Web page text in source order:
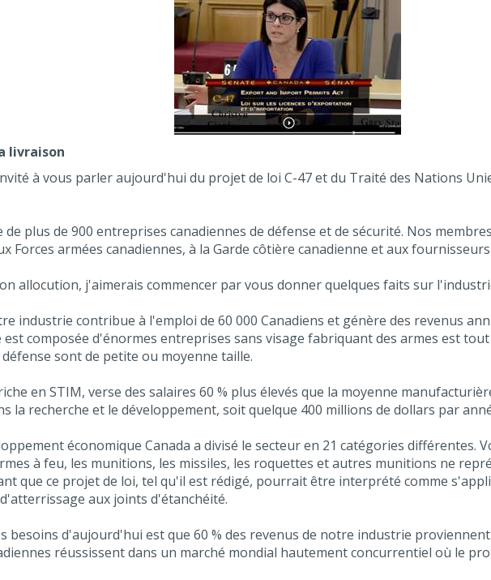
livraison
à vous parler aujourd'hui du projet de loi C-47 et du Traité des Nations
de plus de 900 entreprises canadiennes de défense et de sécurité. Nos
Forces armées canadiennes, à la Garde côtière canadienne et aux
allocution, j'aimerais commencer par vous donner quelques faits sur
industrie contribue à l'emploi de 60 000 Canadiens et génère des revenus
composée d'énormes entreprises sans visage fabriquant des armes est
sont de petite ou moyenne taille.
en STIM, verse des salaires 60 % plus élevés que la moyenne
la recherche et le développement, soit quelque 400 millions de dollars par
économique Canada a divisé le secteur en 21 catégories différentes.
à feu, les munitions, les missiles, les roquettes et autres munitions ne
que ce projet de loi, tel qu'il est rédigé, pourrait être interprété comme
aux joints d'étanchéité.
besoins d'aujourd'hui est que 60 % des revenus de notre industrie
réussissent dans un marché mondial hautement concurrentiel où le